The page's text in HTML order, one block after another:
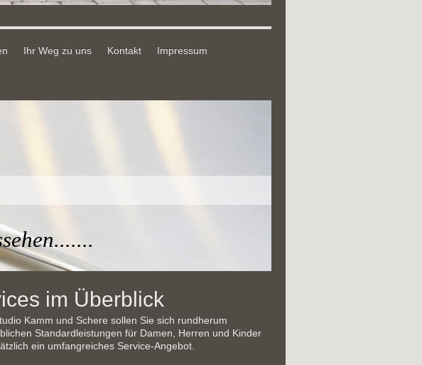
Ihr Weg zu uns Kontakt Impressum
im Überblick
Kamm und Schere sollen Sie sich rundherum
Standardleistungen für Damen, Herren und Kinder
ein umfangreiches Service-Angebot.